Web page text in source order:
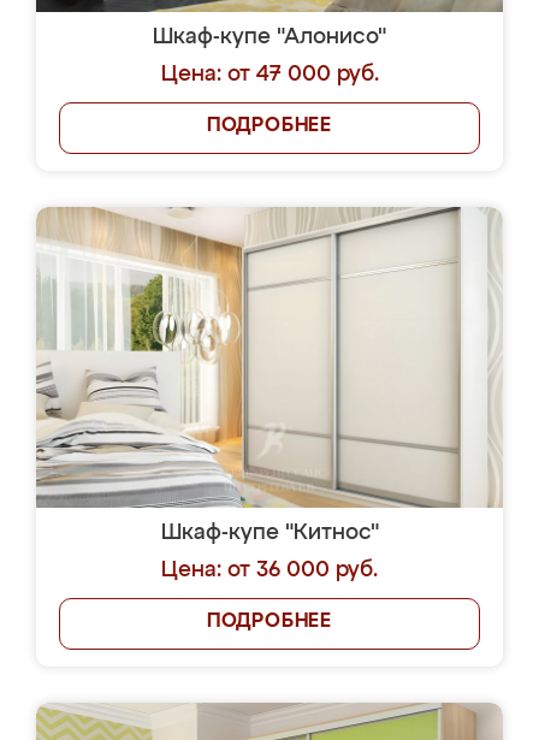
Шкаф-купе "Алонисо"
Цена: от 47 000 руб.
ПОДРОБНЕЕ
Шкаф-купе "Китнос"
Цена: от 36 000 руб.
ПОДРОБНЕЕ